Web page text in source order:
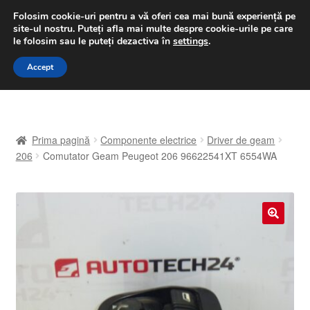
LIVRARE de la 33 lei
luni-vineri 9 a.m. - 4 p.m.031 229 6816
Sari
Sari
A lua legatura
Despre noi
Finalizare comandă
Prima pagină Componente electrice
Driver de geam
206
Comutator Geam Peugeot 206 96622541XT 6554WA
Folosim cookie-uri pentru a vă oferi cea mai bună experiență pe
site-ul nostru. Puteți afla mai multe despre cookie-urile pe care
le folosim sau le puteți dezactiva în settings.
Accept